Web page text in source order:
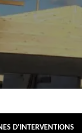
D'INTERVENTIONS